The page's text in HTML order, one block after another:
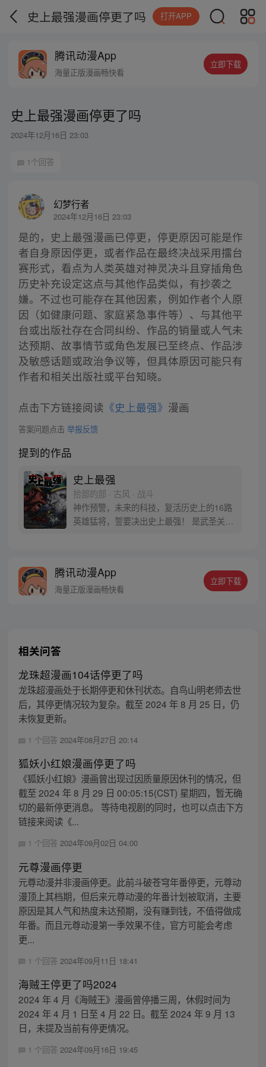
史上最强漫画停更了吗 打开APP
腾讯动漫App
海量正版漫画畅快看
立即下载
史上最强漫画停更了吗
2024年12月16日 23:03
1个回答
幻梦行者
2024年12月16日 23:03
是的，史上最强漫画已停更，停更原因可能是作
者自身原因停更，或者作品在最终决战采用擂台
赛形式，看点为人类英雄对神灵决斗且穿插角色
历史补充设定这点与其他作品类似，有抄袭之
嫌。不过也可能存在其他因素，例如作者个人原
因（如健康问题、家庭紧急事件等）、与其他平
台或出版社存在合同纠纷、作品的销量或人气未
达预期、故事情节或角色发展已至终点、作品涉
及敏感话题或政治争议等，但具体原因可能只有
作者和相关出版社或平台知晓。
点击下方链接阅读 《史上最强》 漫画
答案问题点击 举报反馈
提到的作品
史上最强
拾部的部 · 古风 · 战斗
神作预警，未来的科技，复活历史上的16路
英雄猛将，誓要决出史上最强！ 是武圣关云
丝群：481670726
腾讯动漫App
海量正版漫画畅快看
立即下载
相关问答
龙珠超漫画104话停更了吗
龙珠超漫画处于长期停更和休刊状态。自鸟山明老师去世
后，其停更情况较为复杂。截至 2024 年 8 月 25 日，仍
未恢复更新。
1 个回答 2024年08月27日 20:14
狐妖小红娘漫画停更了吗
《狐妖小红娘》漫画曾出现过因质量原因休刊的情况，但
截至 2024 年 8 月 29 日 00:05:15(CST) 星期四，暂无确
切的最新停更消息。 等待电视剧的同时，也可以点击下方
链接来阅读《...
1 个回答 2024年09月02日 04:00
元尊漫画停更
元尊动漫并非漫画停更。此前斗破苍穹年番停更，元尊动
漫顶上其档期，但后来元尊动漫的年番计划被取消，主要
原因是其人气和热度未达预期，没有赚到钱，不值得做成
年番。而且元尊动漫第一季效果不佳，官方可能会考虑
更...
1 个回答 2024年09月11日 18:41
海贼王停更了吗2024
2024 年 4 月《海贼王》漫画曾停播三周，休假时间为
2024 年 4 月 1 日至 4 月 22 日。截至 2024 年 9 月 13
日，未提及当前有停更情况。
1 个回答 2024年09月16日 19:45